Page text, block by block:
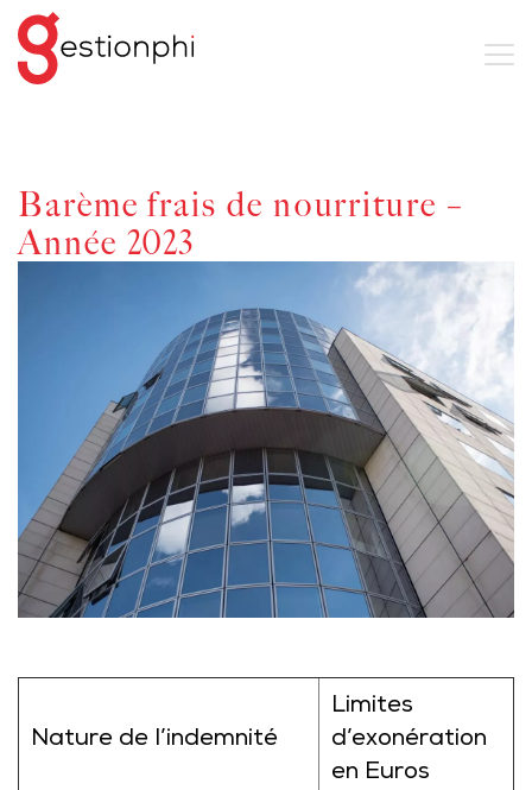
Barème frais de nourriture –
Année 2023
Nature de l’indemnité
Limites
d’exonération
en Euros